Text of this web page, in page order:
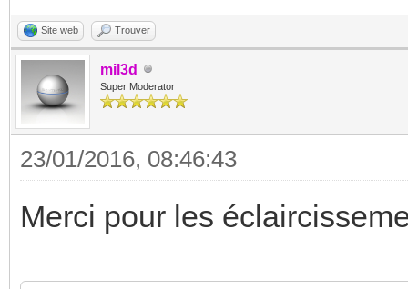
Site web Trouver
mil3d
Super Moderator
23/01/2016, 08:46:43
Merci pour les